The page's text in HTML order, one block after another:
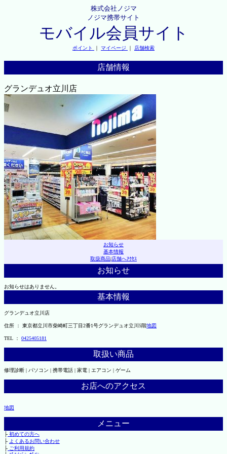
株式会社ノジマ
ノジマ携帯サイト
モバイル会員サイト
ポイント ｜ マイページ ｜ 店舗検索
店舗情報
グランデュオ立川店
お知らせ
基本情報
取扱商品|店舗へｱｸｾｽ
お知らせ
お知らせはありません。
基本情報
グランデュオ立川店
住所 ： 東京都立川市柴崎町三丁目2番1号グランデュオ立川5階地図
TEL ： 0425405181
取扱い商品
修理診断 | パソコン | 携帯電話 | 家電 | エアコン | ゲーム
お店へのアクセス
地図
メニュー
├初めての方へ
├ よくあるお問い合わせ
├ご利用規約